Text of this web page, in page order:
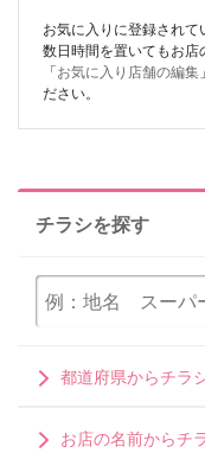
お気に入りに登録されて
数日時間を置いてもお
「お気に入り店舗の編集
ださい。
チラシを探す
都道府県からチラ
お店の名前からチ